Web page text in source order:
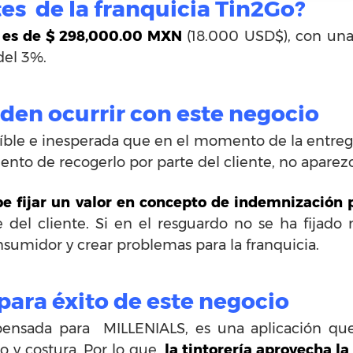
de la franquicia Tin2Go?
de $ 298,000.00 MXN (18.000 USD$), con
3%.
ocurrir con este negocio
e inesperada que en el momento de la
de recogerlo por parte del cliente, no
fijar un valor en concepto de indemnización
del cliente. Si en el resguardo no se ha
y crear problemas para la franquicia.
éxito de este negocio
para MILLENIALS, es una aplicación